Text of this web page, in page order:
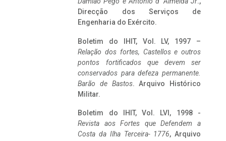
Direcção dos Serviços de
Engenharia do Exército.
Boletim do IHIT, Vol. LV, 1997 –
Relação dos fortes, Castellos e outros
pontos fortificados que devem ser
conservados para defeza permanente.
Barão de Bastos. Arquivo Histórico
Militar.
Boletim do IHIT, Vol. LVI, 1998 -
Revista aos Fortes que Defendem a
Costa da Ilha Terceira- 1776, Arquivo